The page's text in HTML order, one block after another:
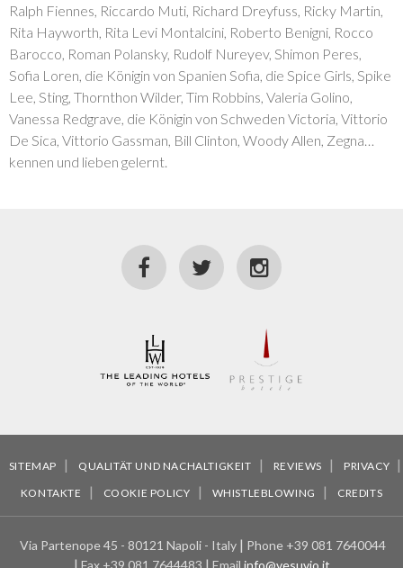
Ralph Fiennes, Riccardo Muti, Richard Dreyfuss, Ricky Martin,
Rita Hayworth, Rita Levi Montalcini, Roberto Benigni, Rocco
Barocco, Roman Polansky, Rudolf Nureyev, Shimon Peres,
Sofia Loren, die Königin von Spanien Sofia, die Spice Girls, Spike
Lee, Sting, Thornthon Wilder, Tim Robbins, Valeria Golino,
Vanessa Redgrave, die Königin von Schweden Victoria, Vittorio
De Sica, Vittorio Gassman, Bill Clinton, Woody Allen, Zegna…
kennen und lieben gelernt.
SITEMAP QUALITÄT UND NACHALTIGKEIT REVIEWS
PRIVACY
KONTAKTE
COOKIE POLICY WHISTLEBLOWING CREDITS
Via Partenope 45 - 80121 Napoli - Italy Phone +39 081 7640044
Fax+39 081 7644483 Email info@vesuvio.it